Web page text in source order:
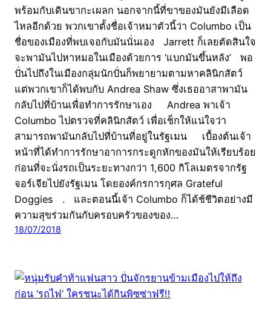
พร้อมกับเดินขากะเผลก นอกจากนี้ที่ขาของมันยังมีเลือด
ไหลอีกด้วย พวกเขาตั้งชื่อเจ้าหมาตัวนี้ว่า Columbo เป็น
ชื่อของเมืองที่พบเจอกับมันนั่นเอง Jarrett ก็เลยตัดสินใจ
จะพามันไปหาหมอในเมืองด้วยการ ‘แบกมันขึ้นหลัง’ พอ
ปั่นไปถึงในเมืองกลุ่มนักปั่นก็พยายามตามหาคลินิกสัตว์
แต่พวกเขาก็ได้พบกับ Andrea Shaw ซึ่งเธออาสาพามัน
กลับไปที่บ้านเพื่อทำการรักษาเอง Andrea พาเจ้า
Columbo ไปตรวจที่คลินิกสัตว์ เพื่อเช็กให้แน่ใจว่า
สามารถพามันกลับไปที่บ้านที่อยู่ในรัฐเมน เบื้องต้นเจ้า
หน้าที่ได้ทำการรักษาอาการกระดูกหักของมันให้เรียบร้อย
ก่อนที่จะนั่งรถเป็นระยะทางกว่า 1,600 กิโลเมตรจากรัฐ
จอร์เจียไปยังรัฐเมน โดยองค์กรการกุศล Grateful
Doggies . และตอนนี้เจ้า Columbo ก็ได้ช้ชีวิตอย่างมี
ความสุขร่วมกันกับครอบครัวของของ…
18/07/2018